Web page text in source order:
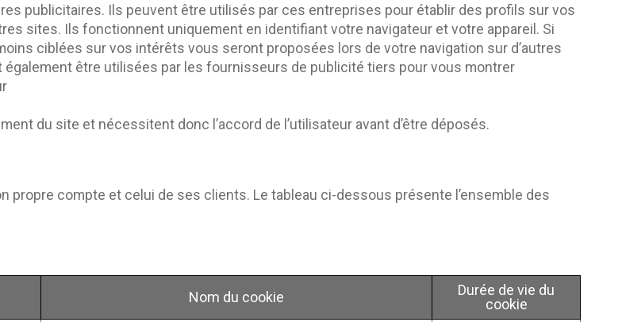
publicitaires. Ils peuvent être utilisés par ces entreprises pour établir des profils sur vos
sites. Ils fonctionnent uniquement en identifiant votre navigateur et votre appareil. Si
ciblées sur vos intérêts vous seront proposées lors de votre navigation sur d’autres
être utilisées par les fournisseurs de publicité tiers pour vous montrer
du site et nécessitent donc l’accord de l’utilisateur avant d’être déposés.
propre compte et celui de ses clients. Le tableau ci-dessous présente l’ensemble des
Nom du cookie
Durée de vie du
cookie